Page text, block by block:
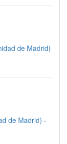
de Madrid)
de Madrid) -